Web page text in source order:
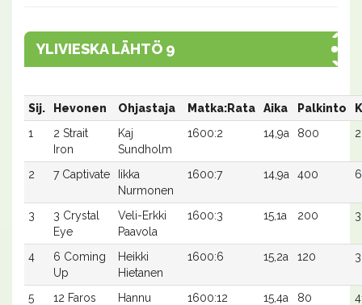
YLIVIESKA LÄHTÖ 9
Sij. Hevonen Ohjastaja Matka:Rata Aika Palkinto
1
2 Strait
Iron
Kaj
Sundholm
1600:2 14,9a 800
2 7 Captivate
Iikka
Nurmonen
1600:7 14,9a 400
3
3 Crystal
Eye
Veli-Erkki
Paavola
1600:3 15,1a 200
4
6 Coming
Up
Heikki
Hietanen
1600:6 15,2a 120
5
12 Faros
Hannu
1600:12 15,4a 80